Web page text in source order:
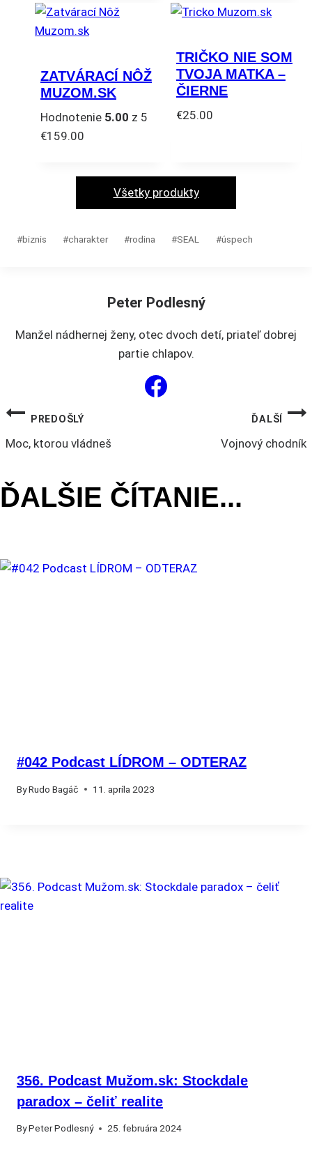
viacero
variantov.
si
môžete
na
stránke
produkt
variantov.
Možnosti
si
môžete
stránke
produktu.
ZATVÁRACÍ NÔŽ
MUZOM.SK
Hodnotenie 5.00 z 5
€159.00
TRIČKO NIE SOM
TVOJA MATKA –
ČIERNE
€25.00
viacero
variantov.
si
na
produktu.
Všetky produkty
#biznis #charakter #rodina #SEAL #úspech
Peter Podlesný
Manžel nádhernej ženy, otec dvoch detí, priateľ dobrej
partie chlapov.
NAVIGÁCIA
ČLÁNKU
PREDOŠLÝ
Moc, ktorou vládneš
ĎALŠÍ
Vojnový chodník
ĎALŠIE ČÍTANIE...
#042 Podcast LÍDROM – ODTERAZ
ByRudo Bagáč 11. apríla 2023
356. Podcast Mužom.sk: Stockdale
paradox – čeliť realite
ByPeter Podlesný 25. februára 2024